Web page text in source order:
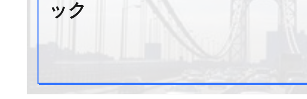
ック